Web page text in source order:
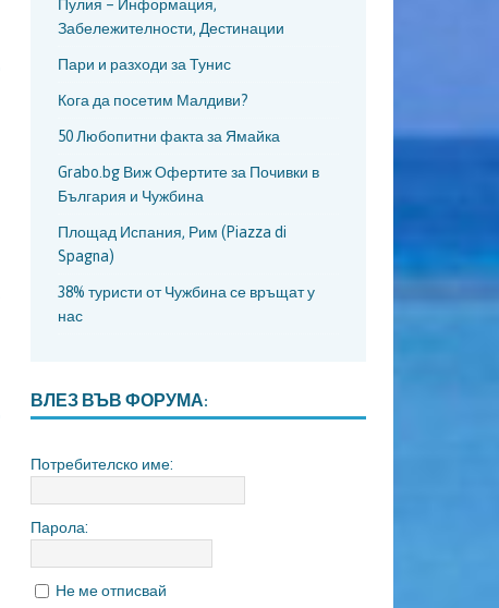
Пулия – Информация,
Забележителности, Дестинации
Пари и разходи за Тунис
Кога да посетим Малдиви?
50 Любопитни факта за Ямайка
Grabo.bg Виж Офертите за Почивки в
България и Чужбина
Площад Испания, Рим (Piazza di
Spagna)
38% туристи от Чужбина се връщат у
нас
ВЛЕЗ ВЪВ ФОРУМА:
Потребителско име:
Парола:
Не ме отписвай